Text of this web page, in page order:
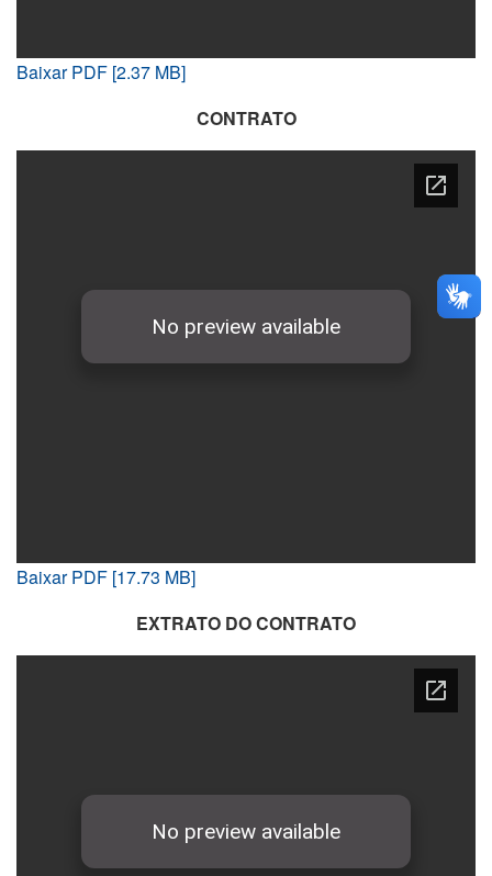
Baixar PDF [2.37 MB]
CONTRATO
Baixar PDF [17.73 MB]
EXTRATO DO CONTRATO